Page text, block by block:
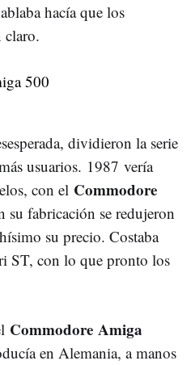
hacía que los
claro.
dividieron la serie
usuarios. 1987 vería
con el Commodore
su fabricación se redujeron
su precio. Costaba
ST, con lo que pronto los
Commodore Amiga
en Alemania, a manos